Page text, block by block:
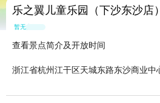
乐之翼儿童乐园（下沙东沙店）
暂无点评
查看景点简介及开放时间
浙江省杭州江干区天城东路东沙商业中